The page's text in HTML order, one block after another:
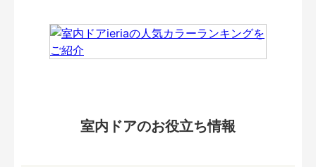
室内ドアのお役立ち情報